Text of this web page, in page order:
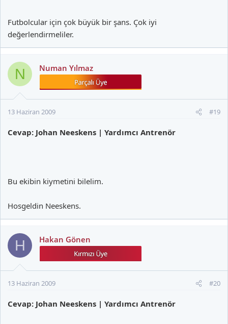
Futbolcular için çok büyük bir şans. Çok iyi
değerlendirmeliler.
N Numan Yılmaz
13 Haziran 2009 #19
Cevap: Johan Neeskens | Yardımcı Antrenör
Bu ekibin kiymetini bilelim.
Hosgeldin Neeskens.
H Hakan Gönen
13 Haziran 2009 #20
Cevap: Johan Neeskens | Yardımcı Antrenör